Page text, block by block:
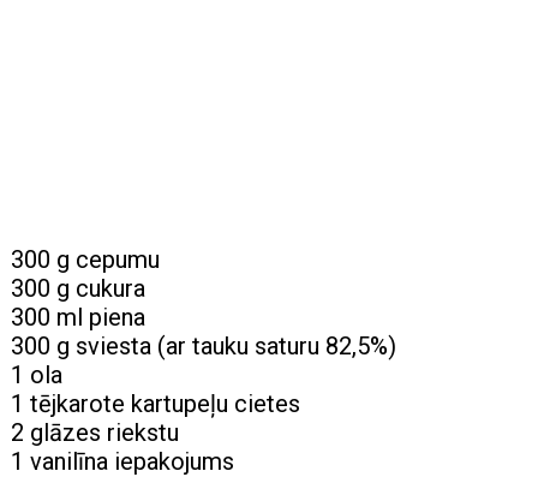
300 g cepumu
300 g cukura
300 ml piena
300 g sviesta (ar tauku saturu 82,5%)
1 ola
1 tējkarote kartupeļu cietes
2 glāzes riekstu
1 vanilīna iepakojums